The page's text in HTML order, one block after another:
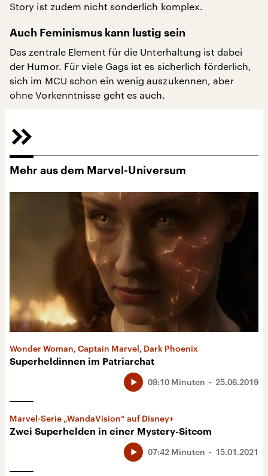
Story ist zudem nicht sonderlich komplex.
Auch Feminismus kann lustig sein
Das zentrale Element für die Unterhaltung ist dabei
der Humor. Für viele Gags ist es sicherlich förderlich,
sich im MCU schon ein wenig auszukennen, aber
ohne Vorkenntnisse geht es auch.
Mehr aus dem Marvel-Universum
Wonder Woman, Captain Marvel, Dark Phoenix
Superheldinnen im Patriarchat
25.06.2019
09:10 Minuten
Marvel-Serie „WandaVision“ auf Disney+
Zwei Superhelden in einer Mystery-Sitcom
15.01.2021
07:42 Minuten